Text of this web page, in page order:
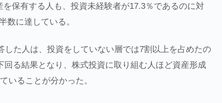
を保有する人も、投資未経験者が17.3％であるのに対
数に達している。
した人は、投資をしていない層では7割以上を占めたの
回る結果となり、株式投資に取り組む人ほど資産形成
いることが分かった。